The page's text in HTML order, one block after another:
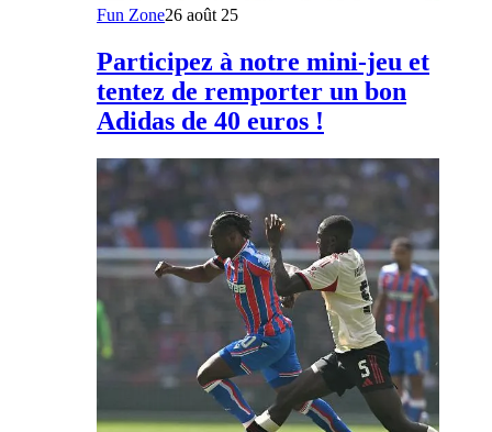
Fun Zone26 août 25
Participez à notre mini-jeu et
tentez de remporter un bon
Adidas de 40 euros !